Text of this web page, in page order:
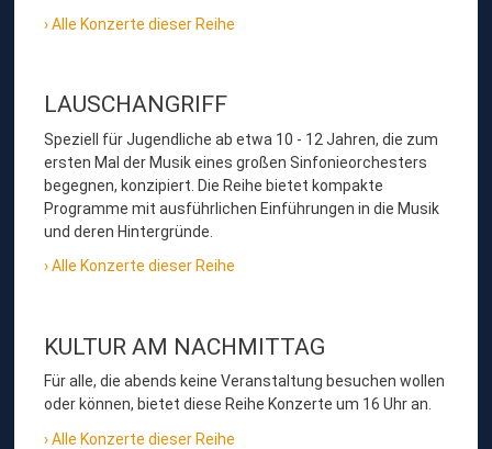
Alle Konzerte dieser Reihe
LAUSCHANGRIFF
Speziell für Jugendliche ab etwa 10 - 12 Jahren, die zum
ersten Mal der Musik eines großen Sinfonieorchesters
begegnen, konzipiert. Die Reihe bietet kompakte
Programme mit ausführlichen Einführungen in die Musik
und deren Hintergründe.
Alle Konzerte dieser Reihe
KULTUR AM NACHMITTAG
Für alle, die abends keine Veranstaltung besuchen wollen
oder können, bietet diese Reihe Konzerte um 16 Uhr an.
Alle Konzerte dieser Reihe